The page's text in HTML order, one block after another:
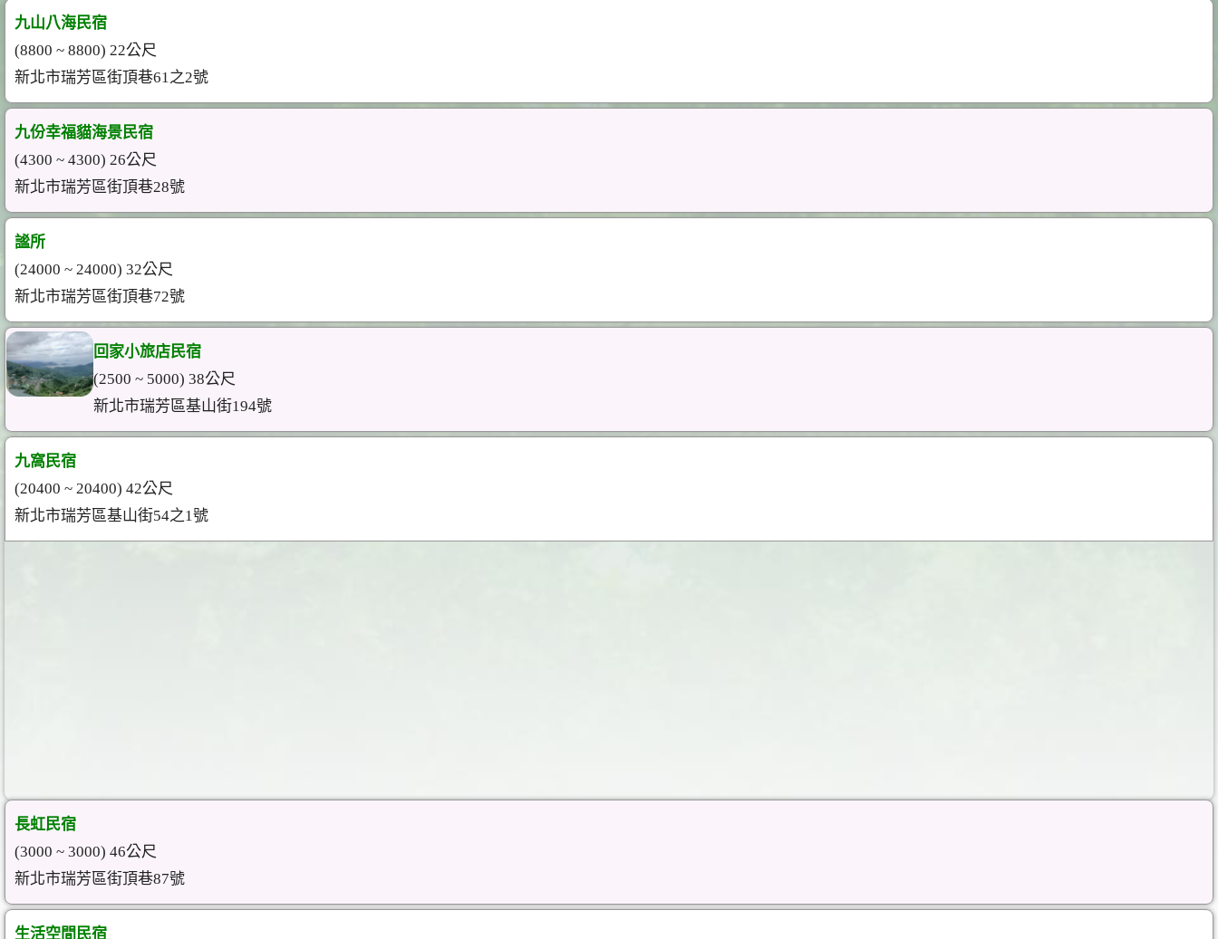
九山八海民宿
(8800 ~ 8800) 22公尺
新北市瑞芳區街頂巷61之2號
九份幸福貓海景民宿
(4300 ~ 4300) 26公尺
新北市瑞芳區街頂巷28號
謐所
(24000 ~ 24000) 32公尺
新北市瑞芳區街頂巷72號
回家小旅店民宿
(2500 ~ 5000) 38公尺
新北市瑞芳區基山街194號
九窩民宿
(20400 ~ 20400) 42公尺
新北市瑞芳區基山街54之1號
長虹民宿
(3000 ~ 3000) 46公尺
新北市瑞芳區街頂巷87號
生活空間民宿